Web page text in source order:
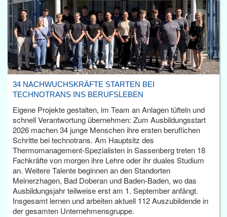
34 NACHWUCHSKRÄFTE STARTEN BEI
TECHNOTRANS INS BERUFSLEBEN
Eigene Projekte gestalten, im Team an Anlagen tüfteln und
schnell Verantwortung übernehmen: Zum Ausbildungsstart
2026 machen 34 junge Menschen ihre ersten beruflichen
Schritte bei technotrans. Am Hauptsitz des
Thermomanagement-Spezialisten in Sassenberg treten 18
Fachkräfte von morgen ihre Lehre oder ihr duales Studium
an. Weitere Talente beginnen an den Standorten
Meinerzhagen, Bad Doberan und Baden-Baden, wo das
Ausbildungsjahr teilweise erst am 1. September anfängt.
Insgesamt lernen und arbeiten aktuell 112 Auszubildende in
der gesamten Unternehmensgruppe.